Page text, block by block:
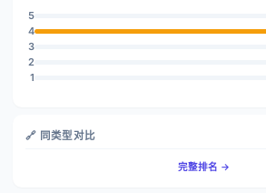
5
4
3
2
1
🔗 同类型对比
完整排名 →